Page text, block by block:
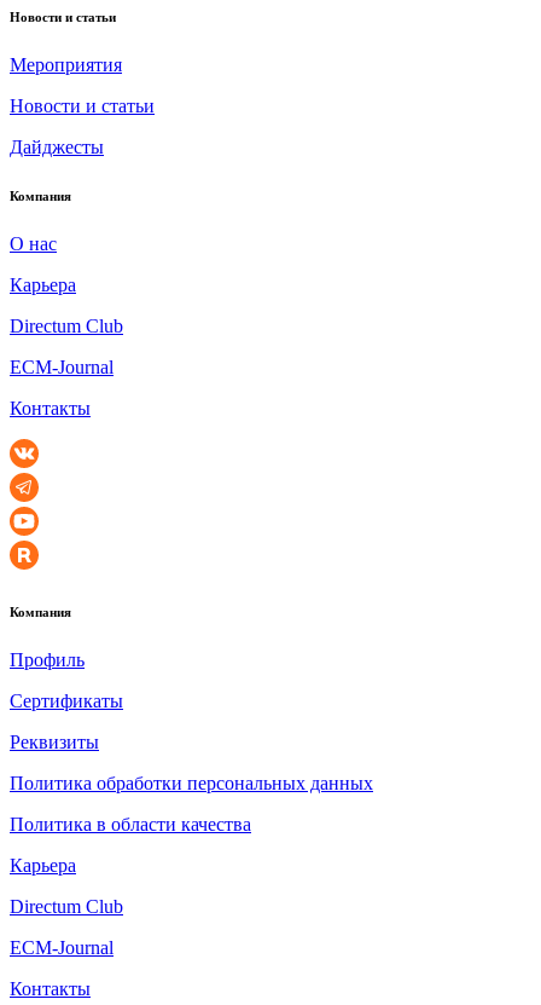
Новости и статьи
Мероприятия
Новости и статьи
Дайджесты
Компания
О нас
Карьера
Directum Club
ECM-Journal
Контакты
Компания
Профиль
Сертификаты
Реквизиты
Политика обработки персональных данных
Политика в области качества
Карьера
Directum Club
ECM-Journal
Контакты